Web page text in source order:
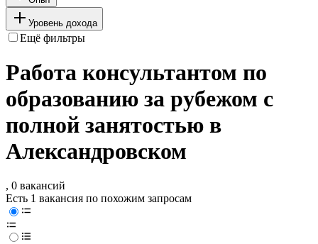
Уровень дохода
Ещё фильтры
Работа консультантом по
образованию за рубежом с
полной занятостью в
Александровском
, 0 вакансий
Есть 1 вакансия по похожим запросам